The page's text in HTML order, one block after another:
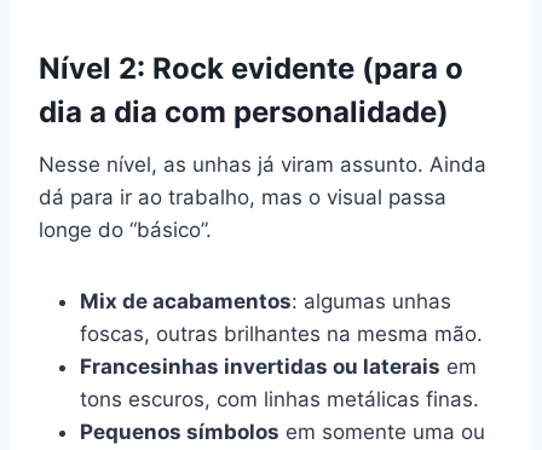
Nível 2: Rock evidente (para o
dia a dia com personalidade)
Nesse nível, as unhas já viram assunto. Ainda
dá para ir ao trabalho, mas o visual passa
longe do “básico”.
Mix de acabamentos: algumas unhas
foscas, outras brilhantes na mesma mão.
Francesinhas invertidas ou laterais em
tons escuros, com linhas metálicas finas.
Pequenos símbolos em somente uma ou